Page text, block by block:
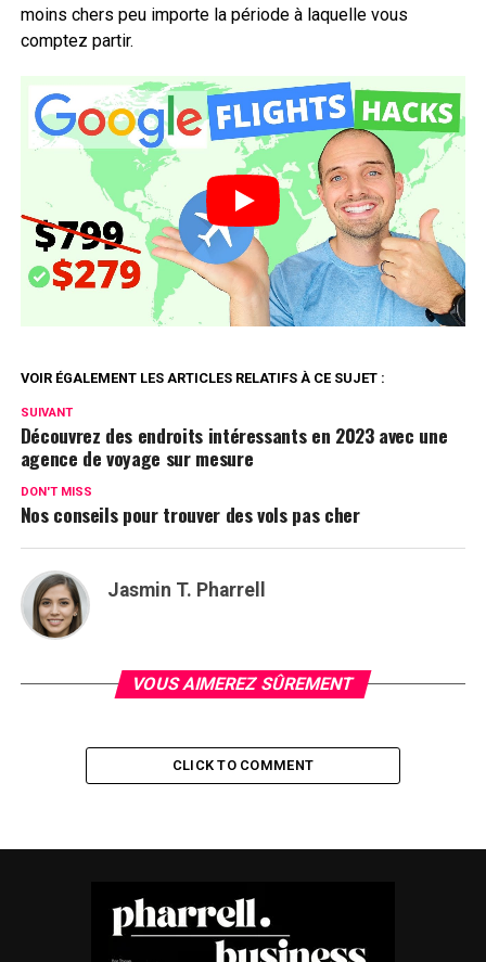
moins chers peu importe la période à laquelle vous
comptez partir.
VOIR ÉGALEMENT LES ARTICLES RELATIFS À CE SUJET :
SUIVANT
Découvrez des endroits intéressants en 2023 avec une
agence de voyage sur mesure
DON'T MISS
Nos conseils pour trouver des vols pas cher
Jasmin T. Pharrell
VOUS AIMEREZ SÛREMENT
CLICK TO COMMENT